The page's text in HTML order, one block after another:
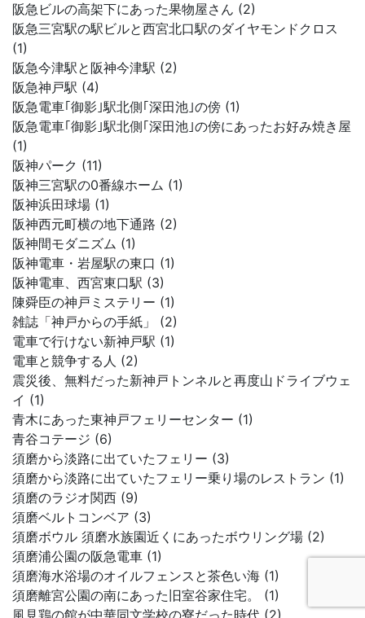
阪急ビルの高架下にあった果物屋さん (2)
阪急三宮駅の駅ビルと西宮北口駅のダイヤモンドクロス
(1)
阪急今津駅と阪神今津駅 (2)
阪急神戸駅 (4)
阪急電車｢御影｣駅北側｢深田池｣の傍 (1)
阪急電車｢御影｣駅北側｢深田池｣の傍にあったお好み焼き屋
(1)
阪神パーク (11)
阪神三宮駅の0番線ホーム (1)
阪神浜田球場 (1)
阪神西元町横の地下通路 (2)
阪神間モダニズム (1)
阪神電車・岩屋駅の東口 (1)
阪神電車、西宮東口駅 (3)
陳舜臣の神戸ミステリー (1)
雑誌「神戸からの手紙」 (2)
電車で行けない新神戸駅 (1)
電車と競争する人 (2)
震災後、無料だった新神戸トンネルと再度山ドライブウェ
イ (1)
青木にあった東神戸フェリーセンター (1)
青谷コテージ (6)
須磨から淡路に出ていたフェリー (3)
須磨から淡路に出ていたフェリー乗り場のレストラン (1)
須磨のラジオ関西 (9)
須磨ベルトコンベア (3)
須磨ボウル 須磨水族園近くにあったボウリング場 (2)
須磨浦公園の阪急電車 (1)
須磨海水浴場のオイルフェンスと茶色い海 (1)
須磨離宮公園の南にあった旧室谷家住宅。 (1)
風見鶏の館が中華同文学校の寮だった時代 (2)